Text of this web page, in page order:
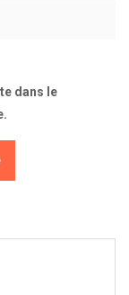
dans le